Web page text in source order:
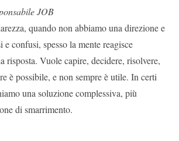
JOB
quando non abbiamo una direzione e
confusi, spesso la mente reagisce
risposta. Vuole capire, decidere, risolvere,
è possibile, e non sempre è utile. In certi
una soluzione complessiva, più
di smarrimento.